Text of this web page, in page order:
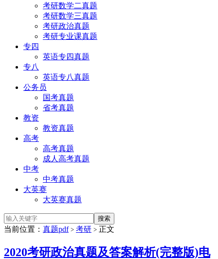
考研数学二真题
考研数学三真题
考研政治真题
考研专业课真题
专四
英语专四真题
专八
英语专八真题
公务员
国考真题
省考真题
教资
教资真题
高考
高考真题
成人高考真题
中考
中考真题
大英赛
大英赛真题
当前位置： 真题pdf > 考研 > 正文
2020考研政治真题及答案解析(完整版)电